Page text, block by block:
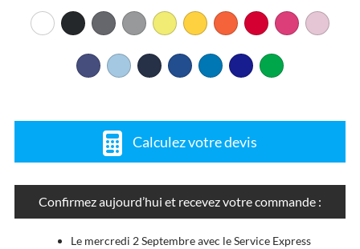
Calculez votre devis
Confirmez aujourd’hui et recevez votre commande :
Le mercredi 2 Septembre avec le Service Express